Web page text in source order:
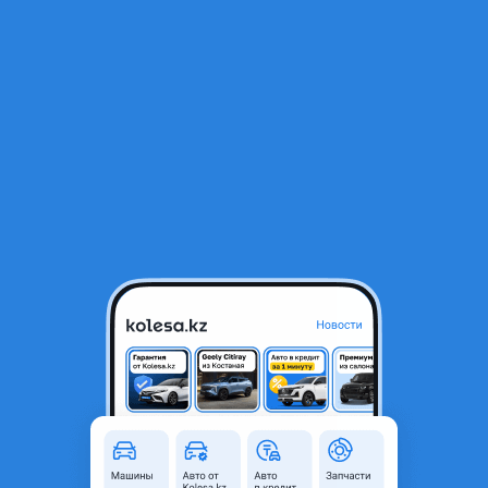
Ф10 вентилятор охлаждения
Шымкент, Туркестанская